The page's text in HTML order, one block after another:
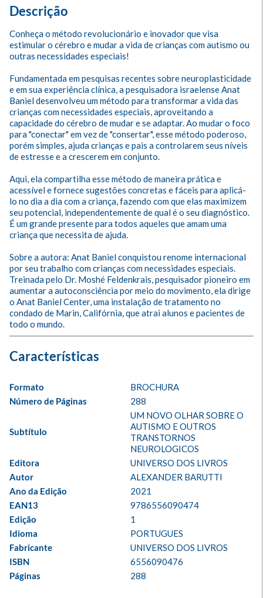
Descrição
Conheça o método revolucionário e inovador que visa
estimular o cérebro e mudar a vida de crianças com autismo ou
outras necessidades especiais!
Fundamentada em pesquisas recentes sobre neuroplasticidade
e em sua experiência clínica, a pesquisadora israelense Anat
Baniel desenvolveu um método para transformar a vida das
crianças com necessidades especiais, aproveitando a
capacidade do cérebro de mudar e se adaptar. Ao mudar o foco
para "conectar" em vez de "consertar", esse método poderoso,
porém simples, ajuda crianças e pais a controlarem seus níveis
de estresse e a crescerem em conjunto.
Aqui, ela compartilha esse método de maneira prática e
acessível e fornece sugestões concretas e fáceis para aplicá-
lo no dia a dia com a criança, fazendo com que elas maximizem
seu potencial, independentemente de qual é o seu diagnóstico.
É um grande presente para todos aqueles que amam uma
criança que necessita de ajuda.
Sobre a autora: Anat Baniel conquistou renome internacional
por seu trabalho com crianças com necessidades especiais.
Treinada pelo Dr. Moshé Feldenkrais, pesquisador pioneiro em
aumentar a autoconsciência por meio do movimento, ela dirige
o Anat Baniel Center, uma instalação de tratamento no
condado de Marin, Califórnia, que atrai alunos e pacientes de
todo o mundo.
Formato
BROCHURA
Número de Páginas
288
Subtítulo
UM NOVO OLHAR SOBRE O
AUTISMO E OUTROS
TRANSTORNOS
NEUROLOGICOS
Editora
UNIVERSO DOS LIVROS
Autor
ALEXANDER BARUTTI
Ano da Edição
2021
EAN13
9786556090474
Edição
1
Idioma
PORTUGUES
Fabricante
UNIVERSO DOS LIVROS
ISBN
6556090476
Páginas
288